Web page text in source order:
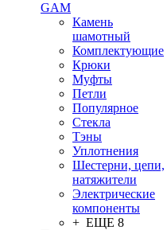
GAM
Камень
шамотный
Комплектующие
Крюки
Муфты
Петли
Популярное
Стекла
Тэны
Уплотнения
Шестерни, цепи,
натяжители
Электрические
компоненты
+ ЕЩЕ 8